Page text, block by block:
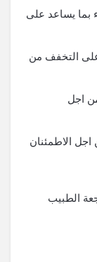
بما يساعد على
التخفف من
اجل
الاطمئنان
الطبيب